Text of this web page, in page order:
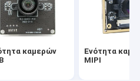
προσώπου
καμερών
Ενότητα
MIPI